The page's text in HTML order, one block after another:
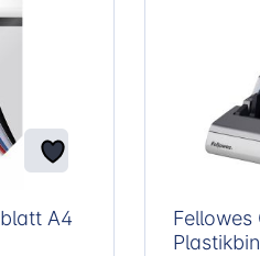
A4
Fellowes